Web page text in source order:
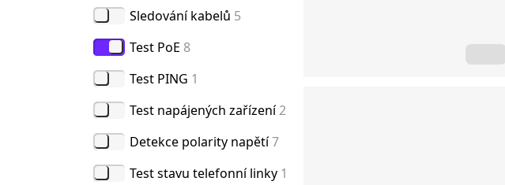
Sledování kabelů 5
Test PoE 8
Test PING 1
Test napájených zařízení2
Detekce polarity napětí7
Test stavu telefonní linky 1